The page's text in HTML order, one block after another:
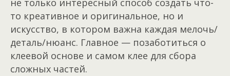
не только интересный способ создать что-
то креативное и оригинальное, но и
искусство, в котором важна каждая мелочь/
деталь/нюанс. Главное — позаботиться о
клеевой основе и самом клее для сбора
сложных частей.